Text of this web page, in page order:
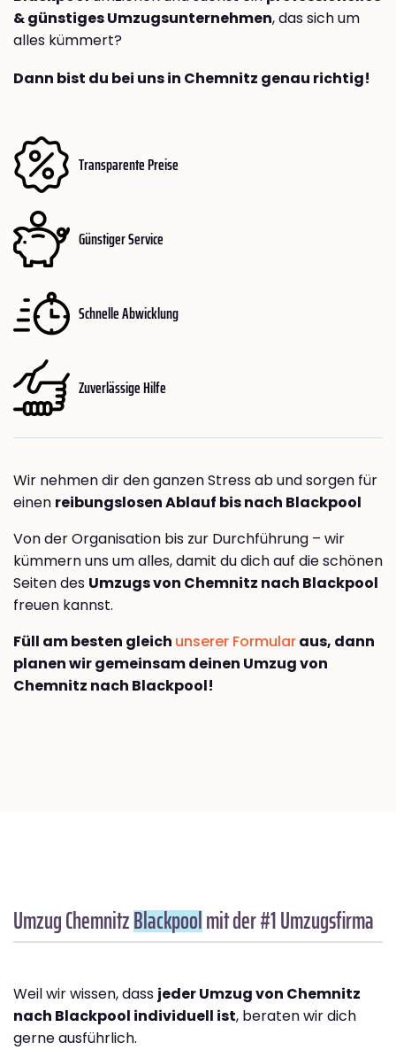
& günstiges Umzugsunternehmen, das sich um
alles kümmert?
Dann bist du bei uns in Chemnitz genau richtig!
Transparente Preise
Günstiger Service
Schnelle Abwicklung
Zuverlässige Hilfe
Wir nehmen dir den ganzen Stress ab und sorgen für
einen reibungslosen Ablauf bis nach Blackpool
Von der Organisation bis zur Durchführung – wir
kümmern uns um alles, damit du dich auf die schönen
Seiten des Umzugs von Chemnitz nach Blackpool
freuen kannst.
Füll am besten gleich unserer Formularaus, dann
planen wir gemeinsam deinen Umzug von
Chemnitz nach Blackpool!
Umzug ChemnitzBlackpoolmit der #1 Umzugsfirma
Weil wir wissen, dass jeder Umzug von Chemnitz
nach Blackpool individuell ist, beraten wir dich
gerne ausführlich.